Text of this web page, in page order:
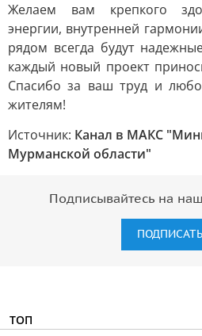
Желаем вам крепкого
энергии, внутренней
рядом всегда будут
каждый новый проект
Спасибо за ваш труд и
жителям!
Источник: Канал в МАКС
Мурманской области"
Подписывайтесь на
ТОП